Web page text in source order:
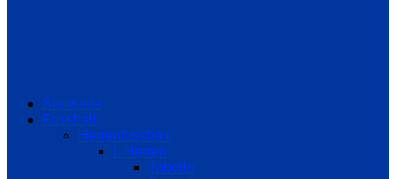
Startseite
Fussball
Herrenfussball
I. Herren
Tabelle